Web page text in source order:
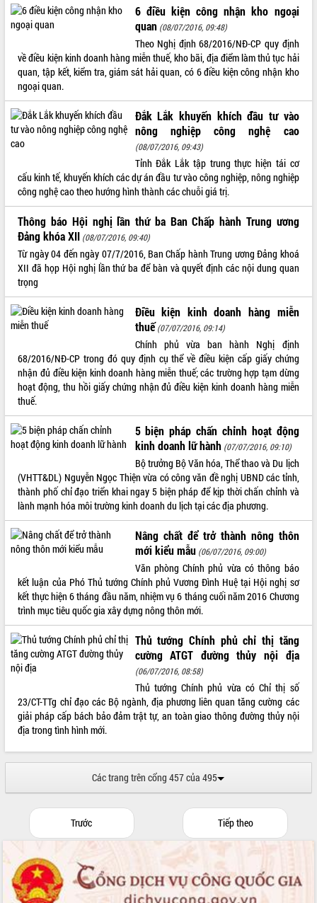
VIDEO
Không có file video nào để phát.
ALBUM ẢNH
LIÊN KẾT WEB
THỐNG KÊ TRUY CẬP
Hôm nay:
28325
Tất cả: 66073648
6 điều kiện công nhận kho ngoại
quan (08/07/2016, 09:48)
Theo Nghị định 68/2016/NĐ-CP quy định
về điều kiện kinh doanh hàng miễn thuế, kho bãi, địa điểm làm thủ tục hải
quan, tập kết, kiểm tra, giám sát hải quan, có 6 điều kiện công nhận kho
ngoại quan.
Đắk Lắk khuyến khích đầu tư vào
nông nghiệp công nghệ cao
(08/07/2016, 09:43)
Tỉnh Đắk Lắk tập trung thực hiện tái cơ
cấu kinh tế, khuyến khích các dự án đầu tư vào công nghiệp, nông nghiệp
công nghệ cao theo hướng hình thành các chuỗi giá trị.
Thông báo Hội nghị lần thứ ba Ban Chấp hành Trung ương
Đảng khóa XII (08/07/2016, 09:40)
Từ ngày 04 đến ngày 07/7/2016, Ban Chấp hành Trung ương Đảng khoá
XII đã họp Hội nghị lần thứ ba để bàn và quyết định các nội dung quan
trọng
Điều kiện kinh doanh hàng miễn
thuế (07/07/2016, 09:14)
Chính phủ vừa ban hành Nghị định
68/2016/NĐ-CP trong đó quy định cụ thể về điều kiện cấp giấy chứng
nhận đủ điều kiện kinh doanh hàng miễn thuế; các trường hợp tạm dừng
hoạt động, thu hồi giấy chứng nhận đủ điều kiện kinh doanh hàng miễn
thuế.
5 biện pháp chấn chỉnh hoạt động
kinh doanh lữ hành (07/07/2016, 09:10)
Bộ trưởng Bộ Văn hóa, Thể thao và Du lịch
(VHTT&DL) Nguyễn Ngọc Thiện vừa có công văn đề nghị UBND các tỉnh,
thành phố chỉ đạo triển khai ngay 5 biện pháp để kịp thời chấn chỉnh và
lành mạnh hóa môi trường kinh doanh du lịch tại các địa phương.
Nâng chất để trở thành nông thôn
mới kiểu mẫu (06/07/2016, 09:00)
Văn phòng Chính phủ vừa có thông báo
kết luận của Phó Thủ tướng Chính phủ Vương Đình Huệ tại Hội nghị sơ
kết thực hiện 6 tháng đầu năm, nhiệm vụ 6 tháng cuối năm 2016 Chương
trình mục tiêu quốc gia xây dựng nông thôn mới.
Thủ tướng Chính phủ chỉ thị tăng
cường ATGT đường thủy nội địa
(06/07/2016, 08:58)
Thủ tướng Chính phủ vừa có Chỉ thị số
23/CT-TTg chỉ đạo các Bộ ngành, địa phương liên quan tăng cường các
giải pháp cấp bách bảo đảm trật tự, an toàn giao thông đường thủy nội
địa trong tình hình mới.
Các trang trên cổng 457 của 495
Trước Tiếp theo